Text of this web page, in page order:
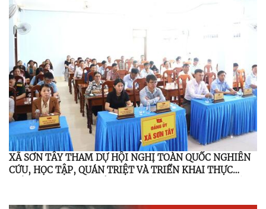
XÃ SƠN TÂY THAM DỰ HỘI NGHỊ TOÀN QUỐC NGHIÊN
CỨU, HỌC TẬP, QUÁN TRIỆT VÀ TRIỂN KHAI THỰC